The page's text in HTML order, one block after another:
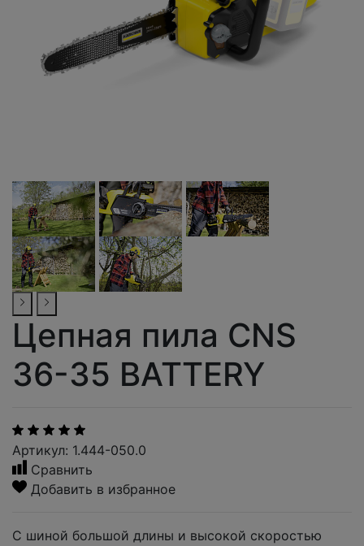
Цепная пила CNS
36-35 BATTERY
Артикул: 1.444-050.0
Сравнить
Добавить в избранное
С шиной большой длины и высокой скоростью